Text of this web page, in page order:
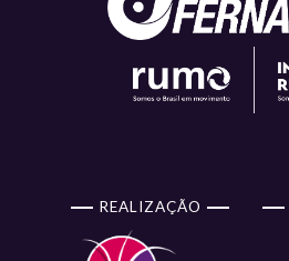
REALIZAÇÃO